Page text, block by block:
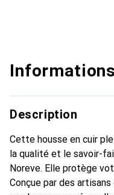
Description
Cette housse en cuir
la qualité et le savoir-
Noreve. Elle protège
Conçue par des